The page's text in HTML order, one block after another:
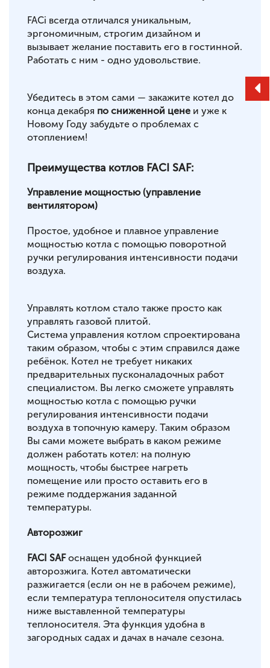
FACi всегда отличался уникальным,
эргономичным, строгим дизайном и
вызывает желание поставить его в гостинной.
Работать с ним - одно удовольствие.
Убедитесь в этом сами — закажите котел до
конца декабря по сниженной цене и уже к
Новому Году забудьте о проблемах с
отоплением!
Преимущества котлов FACI SAF:
Управление мощностью (управление
вентилятором)
Простое, удобное и плавное управление
мощностью котла с помощью поворотной
ручки регулирования интенсивности подачи
воздуха.
Управлять котлом стало также просто как
управлять газовой плитой.
Система управления котлом спроектирована
таким образом, чтобы с этим справился даже
ребёнок. Котел не требует никаких
предварительных пусконаладочных работ
специалистом. Вы легко сможете управлять
мощностью котла с помощью ручки
регулирования интенсивности подачи
воздуха в топочную камеру. Таким образом
Вы сами можете выбрать в каком режиме
должен работать котел: на полную
мощность, чтобы быстрее нагреть
помещение или просто оставить его в
режиме поддержания заданной
температуры.
Авторозжиг
FACI SAFоснащен удобной функцией
авторозжига. Котел автоматически
разжигается (если он не в рабочем режиме),
если температура теплоносителя опустилась
ниже выставленной температуры
теплоносителя. Эта функция удобна в
загородных садах и дачах в начале сезона.